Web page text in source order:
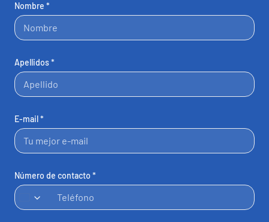
Nombre *
Apellidos *
E-mail *
Número de contacto *
España